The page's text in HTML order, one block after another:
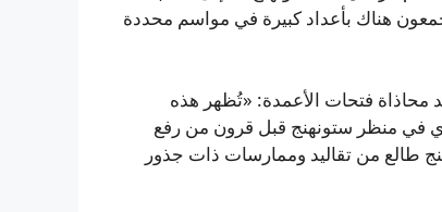
هناك بأعداد كبيرة في مواسم محددة
محاذاة فتحات الأعمدة: «تُظهر هذه
في منظر ستونهنج قبل قرون من رفع
طالع من تقاليد وممارسات ذات جذور